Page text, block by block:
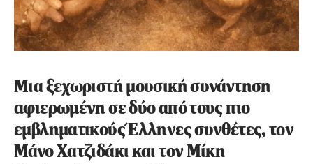
Μια ξεχωριστή μουσική συνάντηση
αφιερωμένη σε δύο από τους πιο
εμβληματικούς Έλληνες συνθέτες, τον
Μάνο Χατζιδάκι και τον Μίκη